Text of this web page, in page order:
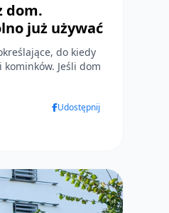
dom.
już używać
do kiedy
Jeśli dom
Udostępnij